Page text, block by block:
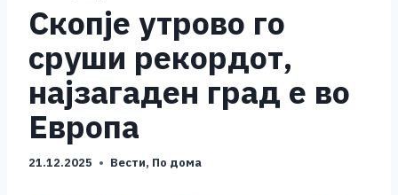
Скопје утрово го
сруши рекордот,
најзагаден град е во
Европа
21.12.2025 Вести, По дома